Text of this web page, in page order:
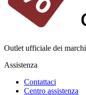
Outlet ufficiale dei
Assistenza
Contattaci
Centro assistenza